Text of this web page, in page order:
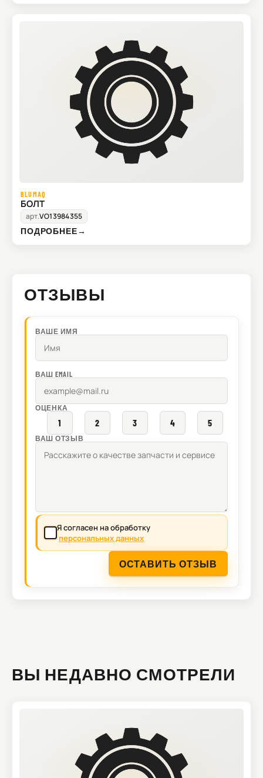
BLUMAQ
БОЛТ
арт.VO13984355
ПОДРОБНЕЕ→
ОТЗЫВЫ
ВАШЕ ИМЯ
ВАШ EMAIL
ОЦЕНКА
1 2 3 4 5
ВАШ ОТЗЫВ
Я согласен на обработку
персональных данных
ОСТАВИТЬ ОТЗЫВ
ВЫ НЕДАВНО СМОТРЕЛИ